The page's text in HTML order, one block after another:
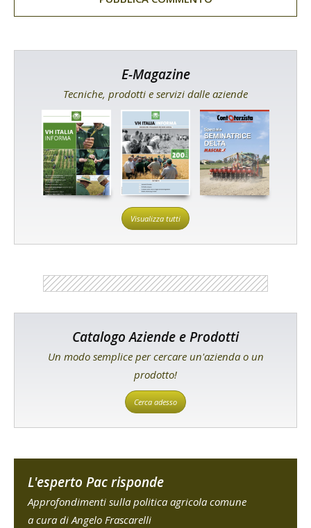
E-Magazine
Tecniche, prodotti e servizi dalle aziende
Visualizza tutti
Catalogo Aziende e Prodotti
Un modo semplice per cercare un'azienda o un
prodotto!
Cerca adesso
L'esperto Pac risponde
Approfondimenti sulla politica agricola comune
a cura di Angelo Frascarelli